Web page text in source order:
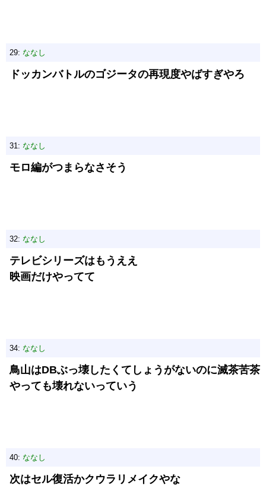
29: ななし
ドッカンバトルのゴジータの再現度やばすぎやろ
31: ななし
モロ編がつまらなさそう
32: ななし
テレビシリーズはもうええ
映画だけやってて
34: ななし
鳥山はDBぶっ壊したくてしょうがないのに滅茶苦茶
やっても壊れないっていう
40: ななし
次はセル復活かクウラリメイクやな